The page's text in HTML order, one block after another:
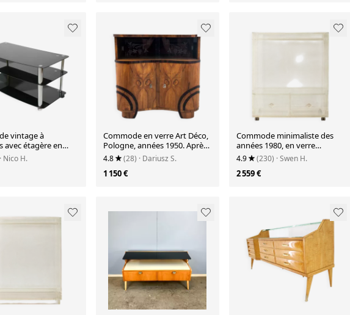
vintage à
avec étagère en
années 80
· Nico H.
Commode en verre Art Déco,
Pologne, années 1950. Après
rénovation.
4.8 (28) · Dariusz S.
1 150 €
Commode minimaliste des
années 1980, en verre
acrylique, pièce unique.
4.9 (230) · Swen H.
2 559 €